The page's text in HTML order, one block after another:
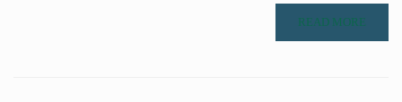
READ MORE